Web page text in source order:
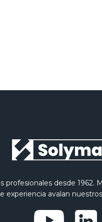
profesionales desde 1962.
experiencia avalan